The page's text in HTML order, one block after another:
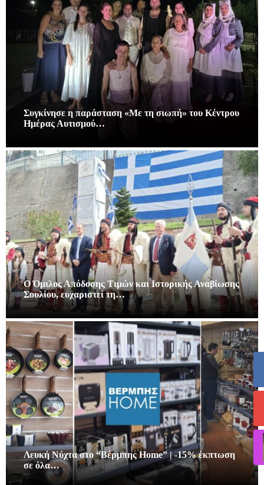
Συγκίνησε η παράσταση «Με τη σιωπή» του Κέντρου
Ημέρας Αυτισμού…
Ο Όμιλος Απόδοσης Τιμών και Ιστορικής Αναβίωσης
Σουλίου, ευχαριστεί τη…
Λευκή Νύχτα στο “Βέρμπης Home” | -15% έκπτωση
σε όλα…